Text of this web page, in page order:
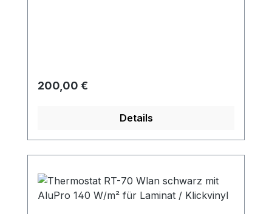
Regulärer Preis:
200,00 €
Details